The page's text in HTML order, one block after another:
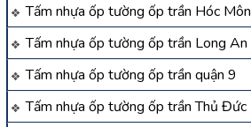
Tấm nhựa ốp tường ốp trần Hóc Môn
Tấm nhựa ốp tường ốp trần Long An
Tấm nhựa ốp tường ốp trần quận 9
Tấm nhựa ốp tường ốp trần Thủ Đức